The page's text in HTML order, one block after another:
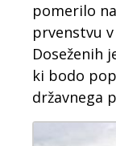
pomerilo
prvenstvu
Doseženih
ki bodo
državnega